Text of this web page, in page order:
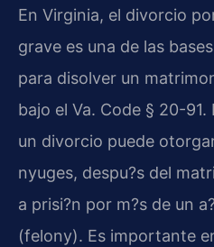
En Virginia, el divorcio
grave es una de las
para disolver un
bajo el Va. Code § 20-
un divorcio puede
nyuges, despu?s del
a prisi?n por m?s de un
(felony). Es importante